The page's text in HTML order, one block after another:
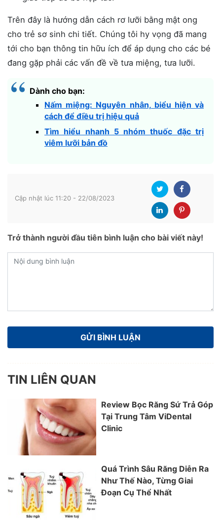
Trên đây là hướng dẫn cách rơ lưỡi bằng mật ong
cho trẻ sơ sinh chi tiết. Chúng tôi hy vọng đã mang
tới cho bạn thông tin hữu ích để áp dụng cho các bé
đang gặp phải các vấn đề về tưa miệng, tưa lưỡi.
Dành cho bạn:
Nấm miệng: Nguyên nhân, biểu hiện và
cách để điều trị hiệu quả
Tìm hiểu nhanh 5 nhóm thuốc đặc trị
viêm lưỡi bản đồ
Cập nhật lúc 11:20 - 22/08/2023
Trở thành người đầu tiên bình luận cho bài viết này!
TIN LIÊN QUAN
Review Bọc Răng Sứ Trả Góp
Tại Trung Tâm ViDental
Clinic
Quá Trình Sâu Răng Diễn Ra
Như Thế Nào, Từng Giai
Đoạn Cụ Thể Nhất